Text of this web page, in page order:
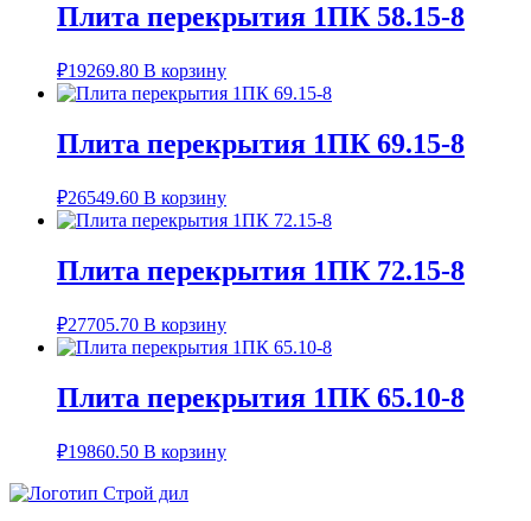
Плита перекрытия 1ПК 58.15-8
₽19269.80 В корзину
Плита перекрытия 1ПК 69.15-8
₽26549.60 В корзину
Плита перекрытия 1ПК 72.15-8
₽27705.70 В корзину
Плита перекрытия 1ПК 65.10-8
₽19860.50 В корзину